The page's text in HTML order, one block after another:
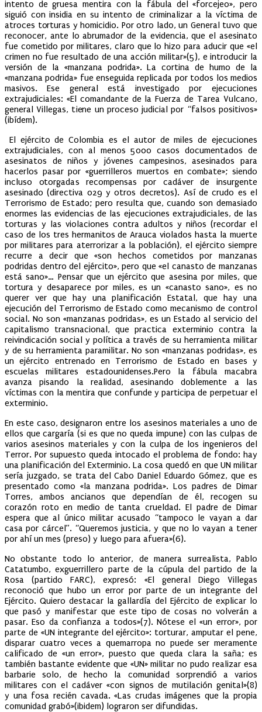
intento de gruesa mentira con la fábula del «forcejeo», pero
siguió con insidia en su intento de criminalizar a la víctima de
atroces torturas y homicidio. Por otro lado, un General tuvo que
reconocer, ante lo abrumador de la evidencia, que el asesinato
fue cometido por militares, claro que lo hizo para aducir que «el
crimen no fue resultado de una acción militar»(5), e introducir la
versión de la «manzana podrida». La cortina de humo de la
«manzana podrida» fue enseguida replicada por todos los medios
masivos. Ese general está investigado por ejecuciones
extrajudiciales: «El comandante de la Fuerza de Tarea Vulcano,
general Villegas, tiene un proceso judicial por “falsos positivos»
(ibídem).
El ejército de Colombia es el autor de miles de ejecuciones
extrajudiciales, con al menos 5000 casos documentados de
asesinatos de niños y jóvenes campesinos, asesinados para
hacerlos pasar por «guerrilleros muertos en combate»; siendo
incluso otorgadas recompensas por cadáver de insurgente
asesinado (directiva 029 y otros decretos). Así de crudo es el
Terrorismo de Estado; pero resulta que, cuando son demasiado
enormes las evidencias de las ejecuciones extrajudiciales, de las
torturas y las violaciones contra adultos y niños (recordar el
caso de los tres hermanitos de Arauca violados hasta la muerte
por militares para aterrorizar a la población), el ejército siempre
recurre a decir que «son hechos cometidos por manzanas
podridas dentro del ejército», pero que «el canasto de manzanas
está sano»… Pensar que un ejército que asesina por miles, que
tortura y desaparece por miles, es un «canasto sano», es no
querer ver que hay una planificación Estatal, que hay una
ejecución del Terrorismo de Estado como mecanismo de control
social. No son «manzanas podridas», es un Estado al servicio del
capitalismo transnacional, que practica exterminio contra la
reivindicación social y política a través de su herramienta militar
y de su herramienta paramilitar. No son «manzanas podridas», es
un ejército entrenado en Terrorismo de Estado en bases y
escuelas militares estadounidenses.Pero la fábula macabra
avanza pisando la realidad, asesinando doblemente a las
víctimas con la mentira que confunde y participa de perpetuar el
exterminio.
En este caso, designaron entre los asesinos materiales a uno de
ellos que cargaría (si es que no queda impune) con las culpas de
varios asesinos materiales y con la culpa de los ingenieros del
Terror. Por supuesto queda intocado el problema de fondo: hay
una planificación del Exterminio. La cosa quedó en que UN militar
sería juzgado, se trata del Cabo Daniel Eduardo Gómez, que es
presentado como «la manzana podrida». Los padres de Dimar
Torres, ambos ancianos que dependían de él, recogen su
corazón roto en medio de tanta crueldad. El padre de Dimar
espera que al único militar acusado “tampoco le vayan a dar
casa por cárcel”. “Queremos justicia, y que no lo vayan a tener
por ahí un mes (preso) y luego para afuera»(6).
No obstante todo lo anterior, de manera surrealista, Pablo
Catatumbo, exguerrillero parte de la cúpula del partido de la
Rosa (partido FARC), expresó: «El general Diego Villegas
reconoció que hubo un error por parte de un integrante del
Ejército. Quiero destacar la gallardía del Ejército de explicar lo
que pasó y manifestar que este tipo de cosas no volverán a
pasar. Eso da confianza a todos»(7). Nótese el «un error», por
parte de «UN integrante del ejército»: torturar, amputar el pene,
disparar cuatro veces a quemarropa no puede ser meramente
calificado de «un error», puesto que queda clara la saña; es
también bastante evidente que «UN» militar no pudo realizar esa
barbarie solo, de hecho la comunidad sorprendió a varios
militares con el cadáver «con signos de mutilación genital»(8)
y una fosa recién cavada. «Las crudas imágenes que la propia
comunidad grabó»(ibidem) lograron ser difundidas.